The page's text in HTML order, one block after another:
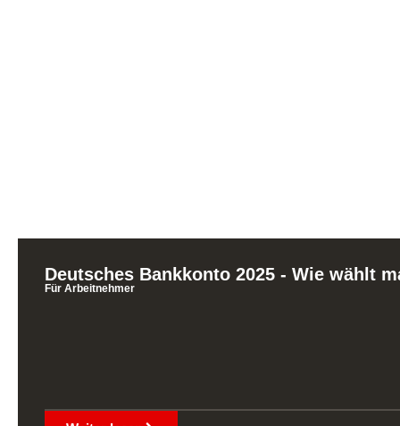
Deutsches Bankkonto 2025 - Wie wählt
Für Arbeitnehmer